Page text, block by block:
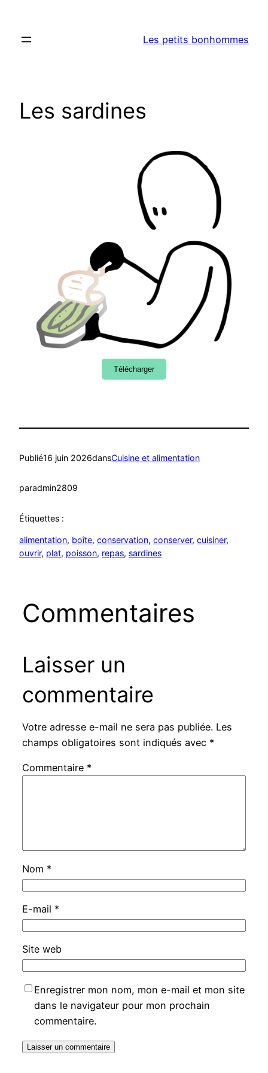
contenu
Les petits bonhommes
Les sardines
Télécharger
Publié16 juin 2026dansCuisine et alimentation
paradmin2809
Étiquettes :
alimentation, boîte, conservation, conserver, cuisiner
ouvrir, plat, poisson, repas, sardines
Commentaires
Laisser un
commentaire
Votre adresse e-mail ne sera pas publiée. Les
champs obligatoires sont indiqués avec *
Commentaire *
Nom *
E-mail *
Site web
Enregistrer mon nom, mon e-mail et mon site
dans le navigateur pour mon prochain
commentaire.